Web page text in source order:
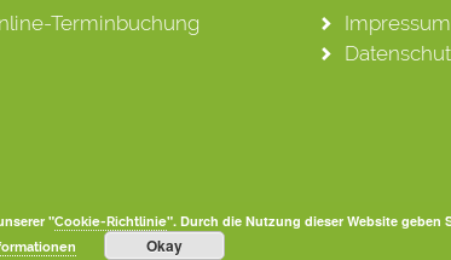
Terminbuchung
Impressum
"Cookie-Richtlinie". Durch die Nutzung dieser Website geben
Okay